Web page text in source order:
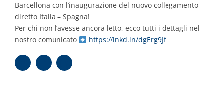
Barcellona con l’inaugurazione del nuovo collegamento
diretto Italia – Spagna!
Per chi non l’avesse ancora letto, ecco tutti i dettagli nel
nostro comunicato
https://lnkd.in/dgErg9Jf